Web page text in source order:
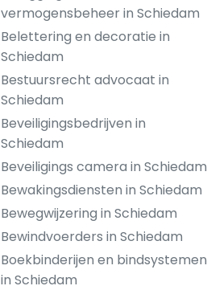
vermogensbeheer in Schiedam
Belettering en decoratie in
Schiedam
Bestuursrecht advocaat in
Schiedam
Beveiligingsbedrijven in
Schiedam
Beveiligings camera in Schiedam
Bewakingsdiensten in Schiedam
Bewegwijzering in Schiedam
Bewindvoerders in Schiedam
Boekbinderijen en bindsystemen
in Schiedam